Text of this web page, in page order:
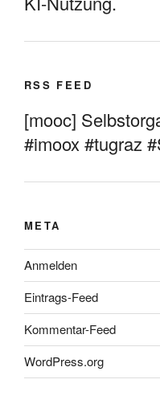
RSS FEED
[mooc]
#imoox #tugraz
META
Anmelden
Eintrags-Feed
Kommentar-Feed
WordPress.org